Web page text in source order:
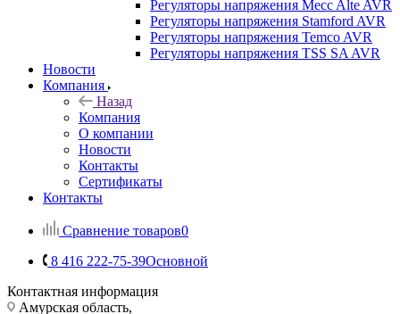
Регуляторы напряжения Mecc Alte AVR
Регуляторы напряжения Stamford AVR
Регуляторы напряжения Temco AVR
Регуляторы напряжения TSS SA AVR
Новости
Компания
Назад
Компания
О компании
Новости
Контакты
Сертификаты
Контакты
Сравнение товаров0
8 416 222-75-39Основной
Контактная информация
Амурская область,